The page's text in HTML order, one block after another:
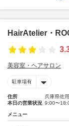
HairAtelier・
美容室・ヘアサロン
駐車場有
住所
兵庫県佐
本日の営業状況 9:00〜
メニュー